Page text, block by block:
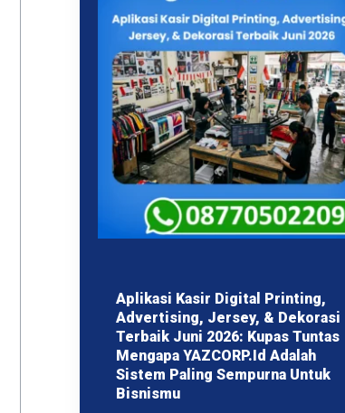
Aplikasi Kasir Digital Printing,
Advertising, Jersey, & Dekorasi
Terbaik Juni 2026: Kupas Tuntas
Mengapa YAZCORP.id Adalah
Sistem Paling Sempurna Untuk
Bisnismu